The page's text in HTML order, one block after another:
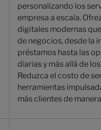
personalizando los
empresa a escala.
digitales modernas
de negocios, desde la
préstamos hasta las
diarias y más allá de
Reduzca el costo de
herramientas
más clientes de